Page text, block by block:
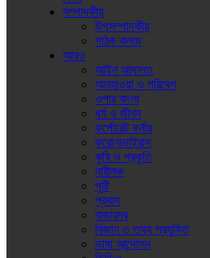
সম্পাদকীয়
উপসম্পাদকীয়
পাঠক কলাম
আরও
আইন আদালত
আবহাওয়া ও পরিবেশ
ওপার বাংলা
ধর্ম ও জীবন
কর্পোরেট কর্নার
করোনাভাইরাস
কৃষি ও প্রকৃতি
নারীমঞ্চ
পুষ্টি
প্রবাস
বাজারদর
বিজ্ঞান ও তথ্য প্রযুক্তি
ভাষা আন্দোলন